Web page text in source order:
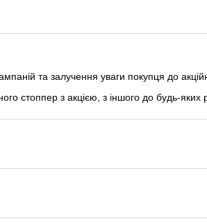
та залучення уваги покупця до
стоппер з акцією, з іншого до будь-